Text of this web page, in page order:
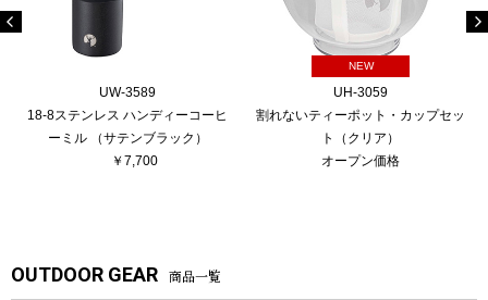
UW-3589
18-8ステンレス ハンディーコーヒ
ーミル （サテンブラック）
￥7,700
NEW
UH-3059
割れないティーポット・カップセッ
ト（クリア）
オープン価格
OUTDOOR GEAR 商品一覧